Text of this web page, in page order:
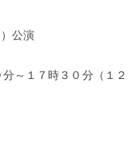
公演
１７時３０分（１２